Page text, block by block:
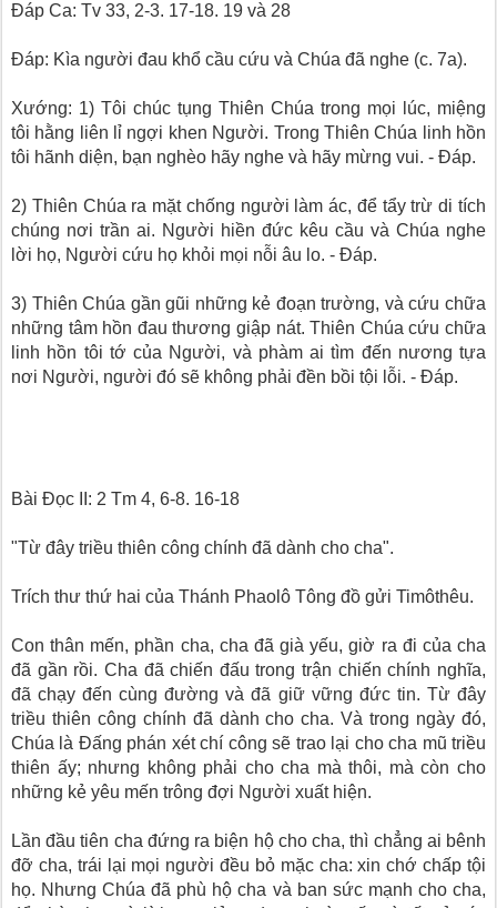
Ðáp Ca: Tv 33, 2-3. 17-18. 19 và 28
Ðáp: Kìa người đau khổ cầu cứu và Chúa đã nghe (c. 7a).
Xướng: 1) Tôi chúc tụng Thiên Chúa trong mọi lúc, miệng
tôi hằng liên lỉ ngợi khen Người. Trong Thiên Chúa linh hồn
tôi hãnh diện, bạn nghèo hãy nghe và hãy mừng vui. - Ðáp.
2) Thiên Chúa ra mặt chống người làm ác, để tẩy trừ di tích
chúng nơi trần ai. Người hiền đức kêu cầu và Chúa nghe
lời họ, Người cứu họ khỏi mọi nỗi âu lo. - Ðáp.
3) Thiên Chúa gần gũi những kẻ đoạn trường, và cứu chữa
những tâm hồn đau thương giập nát. Thiên Chúa cứu chữa
linh hồn tôi tớ của Người, và phàm ai tìm đến nương tựa
nơi Người, người đó sẽ không phải đền bồi tội lỗi. - Ðáp.
Bài Ðọc II: 2 Tm 4, 6-8. 16-18
"Từ đây triều thiên công chính đã dành cho cha".
Trích thư thứ hai của Thánh Phaolô Tông đồ gửi Timôthêu.
Con thân mến, phần cha, cha đã già yếu, giờ ra đi của cha
đã gần rồi. Cha đã chiến đấu trong trận chiến chính nghĩa,
đã chạy đến cùng đường và đã giữ vững đức tin. Từ đây
triều thiên công chính đã dành cho cha. Và trong ngày đó,
Chúa là Ðấng phán xét chí công sẽ trao lại cho cha mũ triều
thiên ấy; nhưng không phải cho cha mà thôi, mà còn cho
những kẻ yêu mến trông đợi Người xuất hiện.
Lần đầu tiên cha đứng ra biện hộ cho cha, thì chẳng ai bênh
đỡ cha, trái lại mọi người đều bỏ mặc cha: xin chớ chấp tội
họ. Nhưng Chúa đã phù hộ cha và ban sức mạnh cho cha,